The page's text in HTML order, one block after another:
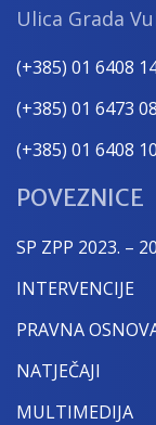
Ulica Grada
(+385) 01 6408
(+385) 01 6473
(+385) 01 6408
POVEZNICE
SP ZPP 2023. –
INTERVENCIJE
PRAVNA
NATJEČAJI
MULTIMEDIJA